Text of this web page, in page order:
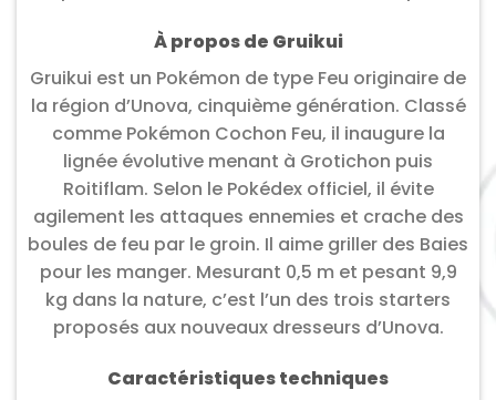
À propos de Gruikui
Gruikui est un Pokémon de type Feu originaire de
la région d’Unova, cinquième génération. Classé
comme Pokémon Cochon Feu, il inaugure la
lignée évolutive menant à Grotichon puis
Roitiflam. Selon le Pokédex officiel, il évite
agilement les attaques ennemies et crache des
boules de feu par le groin. Il aime griller des Baies
pour les manger. Mesurant 0,5 m et pesant 9,9
kg dans la nature, c’est l’un des trois starters
proposés aux nouveaux dresseurs d’Unova.
Caractéristiques techniques